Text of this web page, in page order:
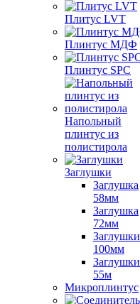
Плитус LVT
Плинтус МДФ
Плинтус SPC
Напольный
плинтус из
полистирола
Заглушки
Заглушка
58мм
Заглушка
72мм
Заглушки
100мм
Заглушки
55м
Микроплинтус